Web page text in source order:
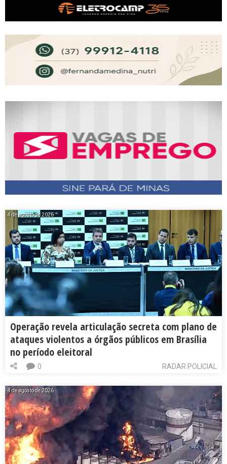
4 de agosto de 2026
Operação revela articulação secreta com plano de
ataques violentos a órgãos públicos em Brasília
no período eleitoral
RADAR POLICIAL
0
4 de agosto de 2026